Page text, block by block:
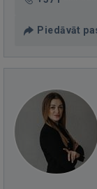
Piedāvāt